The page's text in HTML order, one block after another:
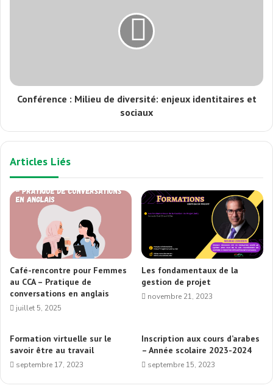
Conférence : Milieu de diversité: enjeux identitaires et
sociaux
Articles Liés
Café-rencontre pour Femmes
au CCA – Pratique de
conversations en anglais
juillet 5, 2025
Les fondamentaux de la
gestion de projet
novembre 21, 2023
Formation virtuelle sur le
savoir être au travail
septembre 17, 2023
Inscription aux cours d’arabes
– Année scolaire 2023-2024
septembre 15, 2023